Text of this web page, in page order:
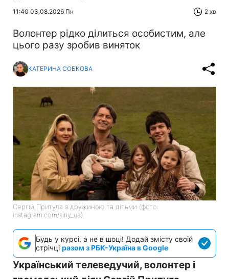
11:40 03.08.2026 Пн 2 хв
Волонтер рідко ділиться особистим, але
цього разу зробив виняток
КАТЕРИНА СОБКОВА
Сергій Притула з дружиною та дітьми (фото:
instagram.com/siriy_ua)
Будь у курсі, а не в шоці! Додай змісту своїй
стрічці разом з РБК-Україна в Google
Український телеведучий, волонтер і